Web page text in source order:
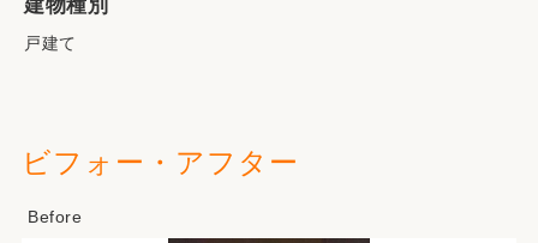
建物種別
戸建て
ビフォー・アフター